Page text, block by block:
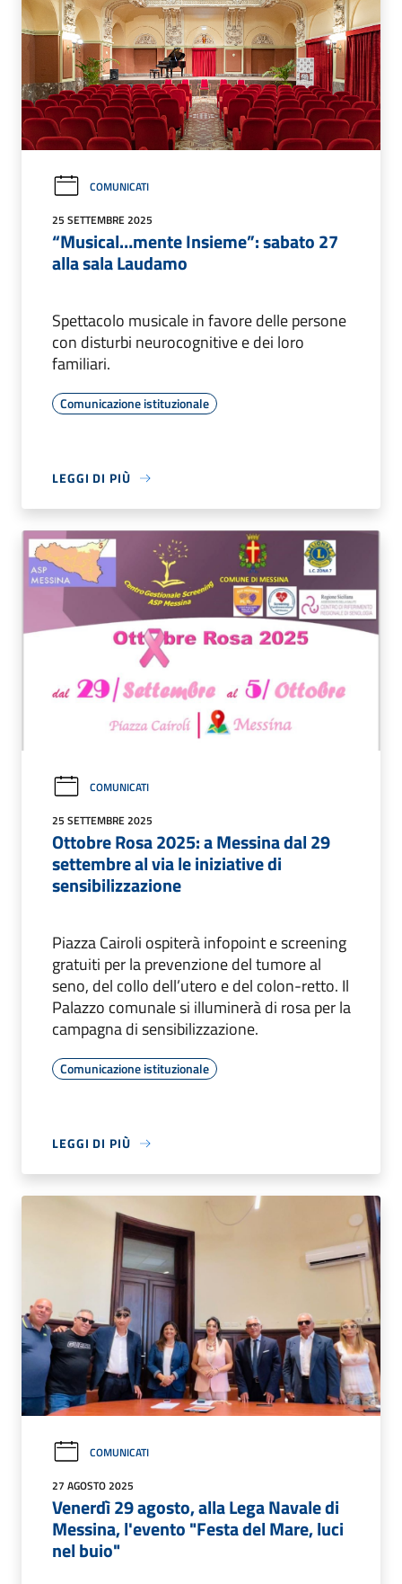
COMUNICATI
25 SETTEMBRE 2025
“Musical…mente Insieme”: sabato 27
alla sala Laudamo
Spettacolo musicale in favore delle persone
con disturbi neurocognitive e dei loro
familiari.
Comunicazione istituzionale
LEGGI DI PIÙ
COMUNICATI
25 SETTEMBRE 2025
Ottobre Rosa 2025: a Messina dal 29
settembre al via le iniziative di
sensibilizzazione
Piazza Cairoli ospiterà infopoint e screening
gratuiti per la prevenzione del tumore al
seno, del collo dell’utero e del colon-retto. Il
Palazzo comunale si illuminerà di rosa per la
campagna di sensibilizzazione.
Comunicazione istituzionale
LEGGI DI PIÙ
COMUNICATI
27 AGOSTO 2025
Venerdì 29 agosto, alla Lega Navale di
Messina, l'evento "Festa del Mare, luci
nel buio"